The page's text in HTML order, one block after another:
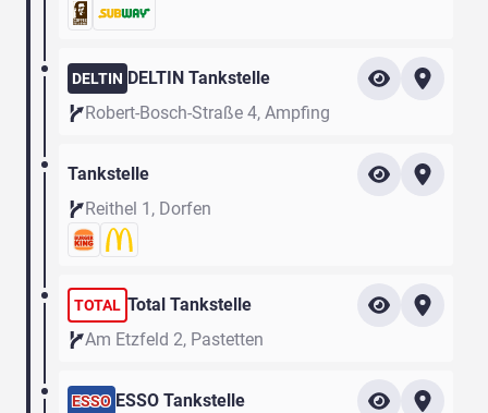
DELTIN DELTIN Tankstelle
Robert-Bosch-Straße 4, Ampfing
Tankstelle
Reithel 1, Dorfen
TOTAL Total Tankstelle
Am Etzfeld 2, Pastetten
ESSO ESSO Tankstelle